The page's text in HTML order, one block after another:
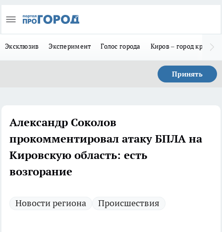
Эксклюзив Эксперимент Голос города Киров – город
Принять
Александр Соколов
прокомментировал атаку БПЛА на
Кировскую область: есть
возгорание
Новости региона Происшествия